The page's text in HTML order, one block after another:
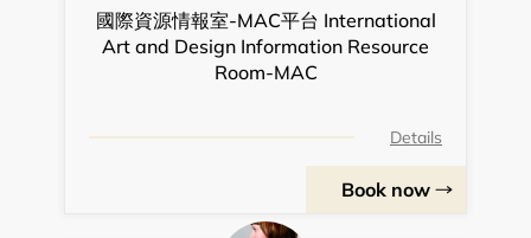
國際資源情報室-MAC平台 International
Art and Design Information Resource
Room-MAC
Details
Book now